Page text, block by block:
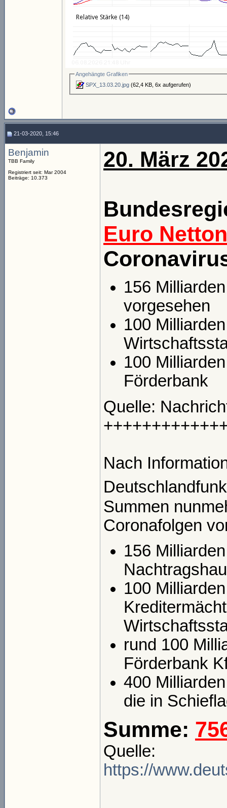
Angehängte Grafiken
SPX_13.03.20.jpg (62,4 KB, 6x aufgerufen)
21-03-2020, 15:46
Benjamin
TBB Family
Registriert seit: Mar 2004
Beiträge: 10.373
20. März
Euro
156
vorgesehen
100
100
Förderbank
Quelle:
Nach
Summen
Coronafolgen
156
100
rund 100
Förderbank
400
die in
Summe:
Quelle:
https://